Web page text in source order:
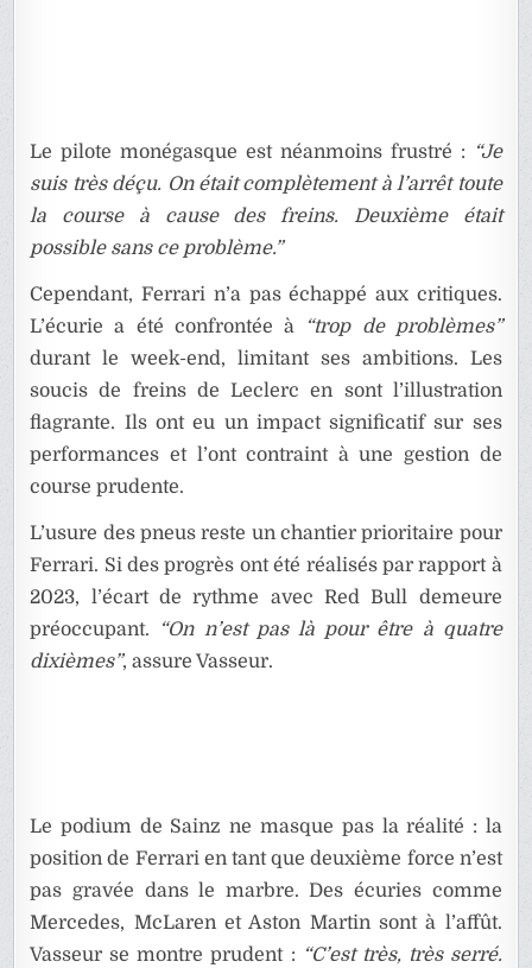
Le pilote monégasque est néanmoins frustré :
“Je
suis très déçu. On était complètement à l’arrêt toute
la course à cause des freins. Deuxième était
possible sans ce problème.”
Cependant, Ferrari n’a pas échappé aux critiques.
L’écurie a été confrontée à
“trop de problèmes”
durant le week-end, limitant ses ambitions. Les
soucis de freins de Leclerc en sont l’illustration
flagrante. Ils ont eu un impact significatif sur ses
performances et l’ont contraint à une gestion de
course prudente.
L’usure des pneus reste un chantier prioritaire pour
Ferrari. Si des progrès ont été réalisés par rapport à
2023, l’écart de rythme avec Red Bull demeure
préoccupant.
“On n’est pas là pour être à quatre
dixièmes”, assure Vasseur.
Le podium de Sainz ne masque pas la réalité : la
position de Ferrari en tant que deuxième force n’est
pas gravée dans le marbre. Des écuries comme
Mercedes, McLaren et Aston Martin sont à l’affût.
Vasseur se montre prudent : “C’est très, très serré.